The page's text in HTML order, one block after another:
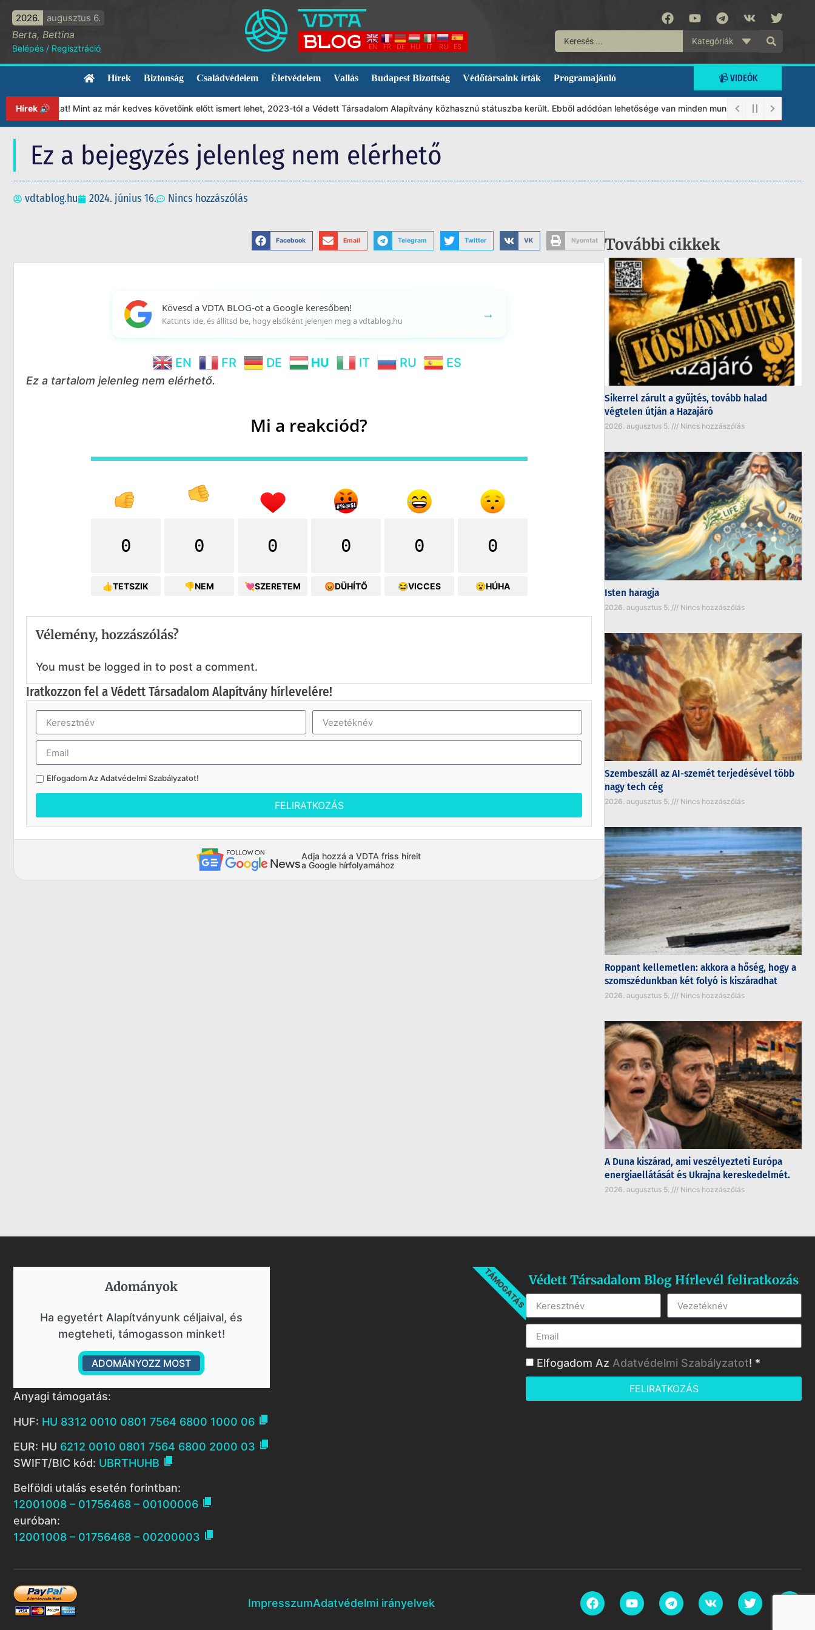
2026. augusztus 6.
Berta, Bettina
Belépés / Regisztráció EN FR DE HU IT RU ES
Kategóriák
Hírek Biztonság Családvédelem Életvédelem Vallás Budapest Bizottság Védőtársaink írták Programajánló 📹 VIDEÓK
Hírek 🔊Mint az már kedves követőink előtt ismert lehet, 2023-tól a Védett Társadalom Alapítvány közhasznú státuszba került. Ebből adódóan lehetősége van minden munkánkat segíteni
Ez a bejegyzés jelenleg nem elérhető
vdtablog.hu 2024. június 16. Nincs hozzászólás
Facebook Email Telegram Twitter VK Nyomtat
Kövesd a VDTA BLOG-ot a Google keresőben!
Kattints ide, és állítsd be, hogy elsőként jelenjen meg a vdtablog.hu →
EN FR DE HU IT RU ES
Ez a tartalom jelenleg nem elérhető.
Mi a reakciód?
0
👍TETSZIK
0
👎NEM
0
💘SZERETEM
0
😡DÜHÍTŐ
0
😂VICCES
0
😮HÚHA
Vélemény, hozzászólás?
You must be logged in to post a comment.
Iratkozzon fel a Védett Társadalom Alapítvány hírlevelére!
Elfogadom AzAdatvédelmi Szabályzatot!
FELIRATKOZÁS
Adja hozzá a VDTA friss híreit
a Google hírfolyamához
További cikkek
Sikerrel zárult a gyűjtés, tovább halad
végtelen útján a Hazajáró
2026. augusztus 5. Nincs hozzászólás
Isten haragja
2026. augusztus 5. Nincs hozzászólás
Szembeszáll az AI-szemét terjedésével több
nagy tech cég
2026. augusztus 5. Nincs hozzászólás
Roppant kellemetlen: akkora a hőség, hogy a
szomszédunkban két folyó is kiszáradhat
2026. augusztus 5. Nincs hozzászólás
A Duna kiszárad, ami veszélyezteti Európa
energiaellátását és Ukrajna kereskedelmét.
2026. augusztus 5. Nincs hozzászólás
Adományok​
Ha egyetért Alapítványunk céljaival, és
megteheti, támogasson minket!
ADOMÁNYOZZ MOST
TÁMOGATÁS
Anyagi támogatás:
HUF: HU 8312 0010 0801 7564 6800 1000 06 
EUR: HU 6212 0010 0801 7564 6800 2000 03 
SWIFT/BIC kód: UBRTHUHB 
Belföldi utalás esetén forintban:
12001008 – 01756468 – 00100006 
euróban:
12001008 – 01756468 – 00200003 
Védett Társadalom Blog Hírlevél feliratkozás
Elfogadom Az Adatvédelmi Szabályzatot! *
FELIRATKOZÁS
ImpresszumAdatvédelmi irányelvek